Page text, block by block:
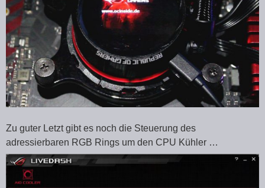
Zu guter Letzt gibt es noch die Steuerung des
adressierbaren RGB Rings um den CPU Kühler …